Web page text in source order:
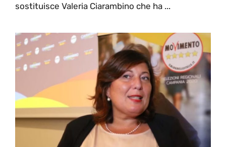
sostituisce Valeria Ciarambino che ha ...